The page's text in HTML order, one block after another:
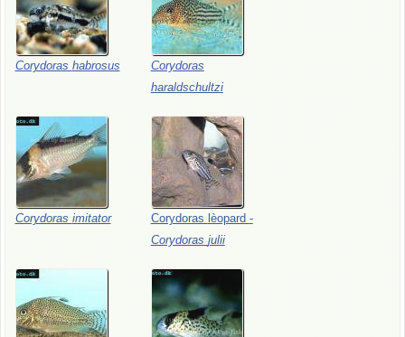
Corydoras habrosus
Corydoras
haraldschultzi
Corydoras imitator Corydoras lèopard -
Corydoras julii